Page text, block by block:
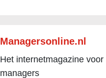
Managersonline.nl
Het internetmagazine
managers